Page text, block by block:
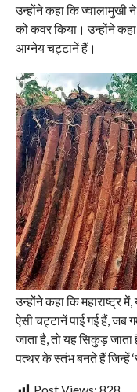
उन्होंने कहा कि ज्वालामुखी
को कवर किया। उन्होंने
आग्नेय चट्टानें हैं।
उन्होंने कहा कि महाराष्ट्र
ऐसी चट्टानें पाई गई हैं, जब
जाता है, तो यह सिकुड़
पत्थर के स्तंभ बनते हैं जिन्हें